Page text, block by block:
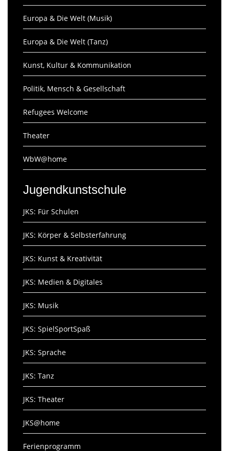
Europa & Die Welt (Musik)
Europa & Die Welt (Tanz)
Kunst, Kultur & Kommunikation
Politik, Mensch & Gesellschaft
Refugees Welcome
Theater
WbW@home
Jugendkunstschule
JKS: Für Schulen
JKS: Körper & Selbsterfahrung
JKS: Kunst & Kreativität
JKS: Medien & Digitales
JKS: Musik
JKS: SpielSportSpaß
JKS: Sprache
JKS: Tanz
JKS: Theater
JKS@home
Ferienprogramm